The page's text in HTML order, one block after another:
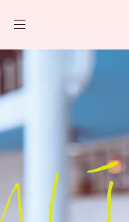
Agenda
Projets
Actualités